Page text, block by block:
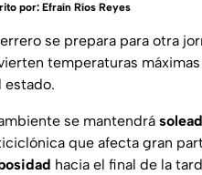
por: Efraín Ríos Reyes
se prepara para otra
temperaturas
estado.
se mantendrá
que afecta gran
hacia el final de la